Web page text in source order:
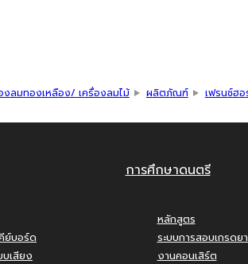
งลมทองเหลือง/ เครื่องลมไม้ ผลิตภัณฑ์ เฟรนช์ฮอ
ย์บอร์ด
บเสียง
การศึกษาดนตรี
หลักสูตร
ระบบการสอบเกรดย
งานคอนเสิร์ต